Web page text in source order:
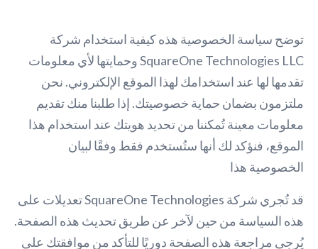
توضح سياسة الخصوصية هذه كيفية استخدام شركة
SquareOne Technologies LLC وحمايتها لأي معلومات
تقدمها لها عند استخدامك لهذا الموقع الإلكتروني. نحن
ملتزمون بضمان حماية خصوصيتك. إذا طلبنا منك تقديم
معلومات معينة تُمكننا من تحديد هويتك عند استخدام هذا
الموقع، فنؤكد لك أنها ستُستخدم فقط وفقًا لبيان
الخصوصية هذا
قد تُجري شركة SquareOne Technologies تعديلات على
هذه السياسة من حين لآخر عن طريق تحديث هذه الصفحة.
يُرجى مراجعة هذه الصفحة دوريًا للتأكد من موافقتك على